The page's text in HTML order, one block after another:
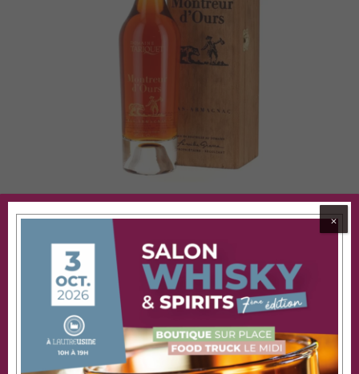
Partager cet évenement
⨉